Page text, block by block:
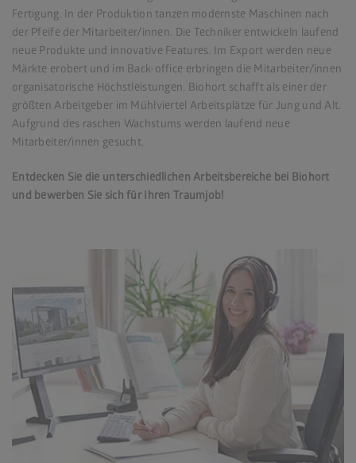
Fertigung. In der Produktion tanzen modernste Maschinen nach
der Pfeife der Mitarbeiter/innen. Die Techniker entwickeln laufend
neue Produkte und innovative Features. Im Export werden neue
Märkte erobert und im Back-office erbringen die Mitarbeiter/innen
organisatorische Höchstleistungen. Biohort schafft als einer der
größten Arbeitgeber im Mühlviertel Arbeitsplätze für Jung und Alt.
Aufgrund des raschen Wachstums werden laufend neue
Mitarbeiter/innen gesucht.
Entdecken Sie die unterschiedlichen Arbeitsbereiche bei Biohort
und bewerben Sie sich für Ihren Traumjob!
Jetzt bewerben